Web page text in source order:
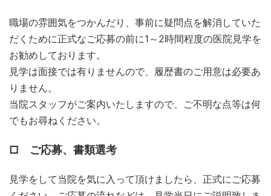
職場の雰囲気をつかんだり、事前に疑問点を解消していた
だくために正式なご応募の前に1～2時間程度の医院見学を
お勧めしております。
見学は面接では有りませんので、履歴書のご用意は必要あ
りません。
当院スタッフがご案内いたしますので、ご不明な点等は何
でもお尋ねください。
□ ご応募、書類選考
見学をして当院を気に入って頂けましたら、正式にご応募